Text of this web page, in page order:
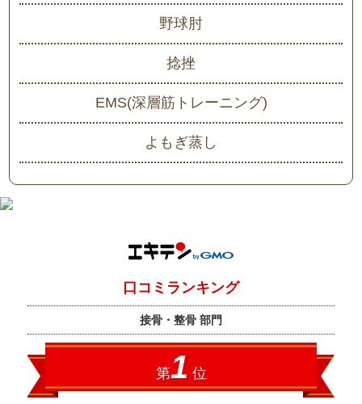
野球肘
捻挫
EMS(深層筋トレーニング)
よもぎ蒸し